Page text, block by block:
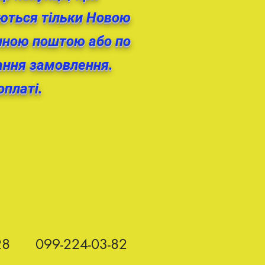
тільки Новою
поштою або по
замовлення.
099-224-03-82